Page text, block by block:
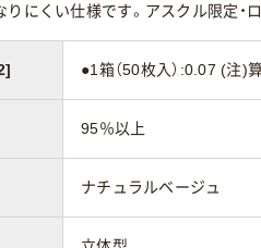
にくい仕様です。アスクル限定・
●1箱（50枚入）:0.07 (注)
95％以上
ナチュラルベージュ